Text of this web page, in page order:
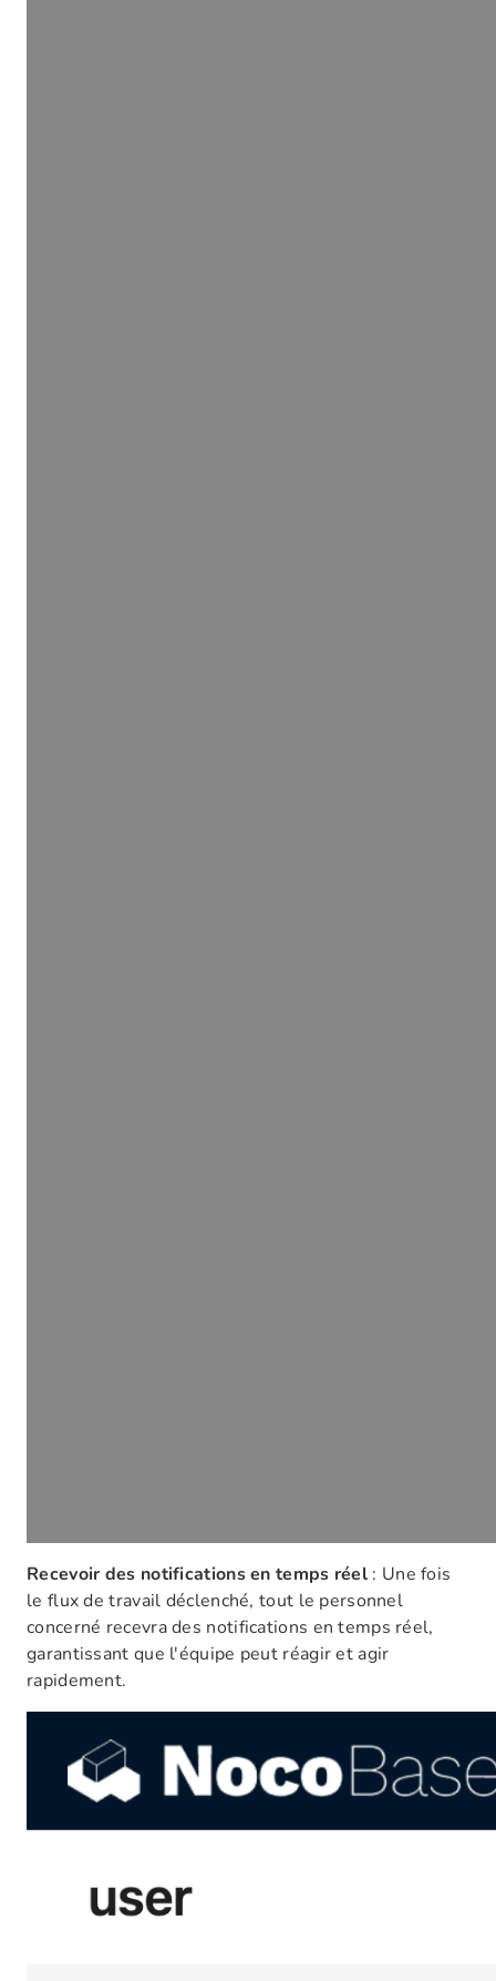
Recevoir des notifications en temps réel : Une fois
le flux de travail déclenché, tout le personnel
concerné recevra des notifications en temps réel,
garantissant que l'équipe peut réagir et agir
rapidement.